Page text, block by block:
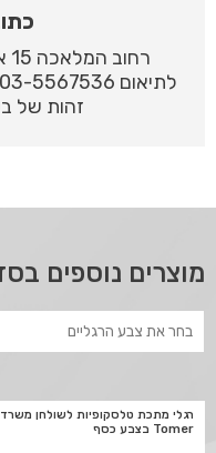
זהות של
מוצרים נוספים
רגלי מתכת טלסקופיות לשולחן
Tomer בצבע כסף